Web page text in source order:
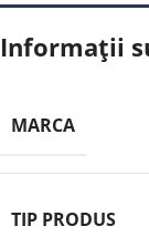
Informații
MARCA
TIP PRODUS